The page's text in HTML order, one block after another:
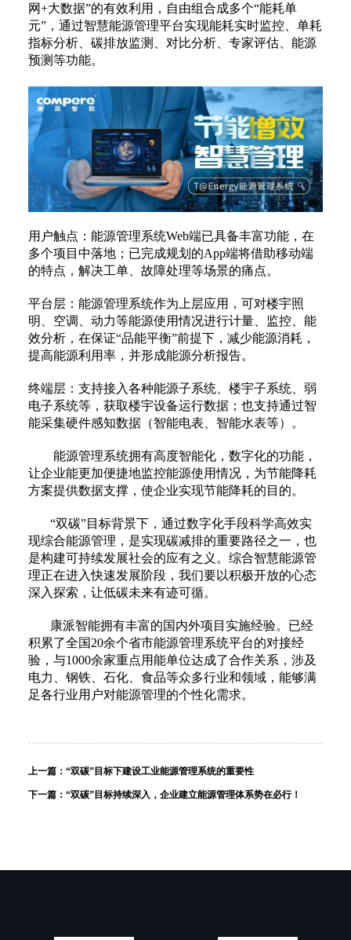
网+大数据”的有效利用，自由组合成多个“能耗单
元”，通过智慧能源管理平台实现能耗实时监控、单耗
指标分析、碳排放监测、对比分析、专家评估、能源
预测等功能。
用户触点：能源管理系统Web端已具备丰富功能，在
多个项目中落地；已完成规划的App端将借助移动端
的特点，解决工单、故障处理等场景的痛点。
平台层：能源管理系统作为上层应用，可对楼宇照
明、空调、动力等能源使用情况进行计量、监控、能
效分析，在保证“品能平衡”前提下，减少能源消耗，
提高能源利用率，并形成能源分析报告。
终端层：支持接入各种能源子系统、楼宇子系统、弱
电子系统等，获取楼宇设备运行数据；也支持通过智
能采集硬件感知数据（智能电表、智能水表等）。
能源管理系统拥有高度智能化，数字化的功能，
让企业能更加便捷地监控能源使用情况，为节能降耗
方案提供数据支撑，使企业实现节能降耗的目的。
“双碳”目标背景下，通过数字化手段科学高效实
现综合能源管理，是实现碳减排的重要路径之一，也
是构建可持续发展社会的应有之义。综合智慧能源管
理正在进入快速发展阶段，我们要以积极开放的心态
深入探索，让低碳未来有迹可循。
康派智能拥有丰富的国内外项目实施经验。已经
积累了全国20余个省市能源管理系统平台的对接经
验，与1000余家重点用能单位达成了合作关系，涉及
电力、钢铁、石化、食品等众多行业和领域，能够满
足各行业用户对能源管理的个性化需求。
上一篇： “双碳”目标下建设工业能源管理系统的重要性
下一篇： “双碳”目标持续深入，企业建立能源管理体系势在必行！